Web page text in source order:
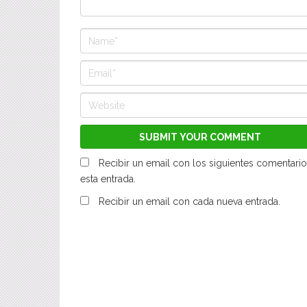
Recibir un email con los siguientes
esta entrada.
Recibir un email con cada nueva entrada.